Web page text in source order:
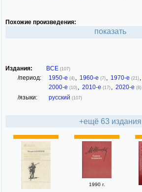
Похожие произведения:
показать
Издания: ВСЕ (107)
/период: 1950-е (4) , 1960-е (7) , 1970-е (21) ,
2000-е (10) , 2010-е (17) , 2020-е (8)
/языки: русский (107)
+ещё 63 издания
1990 г.